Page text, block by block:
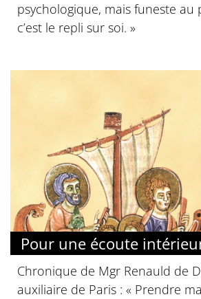
psychologique, mais funeste au
c’est le repli sur soi. »
Pour une écoute
Chronique de Mgr Renauld de
auxiliaire de Paris : « Prendre